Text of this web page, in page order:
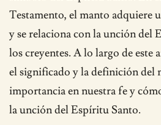
Testamento, el manto adquiere
y se relaciona con la unción del
los creyentes. A lo largo de este
el significado y la definición del
importancia en nuestra fe y
la unción del Espíritu Santo.